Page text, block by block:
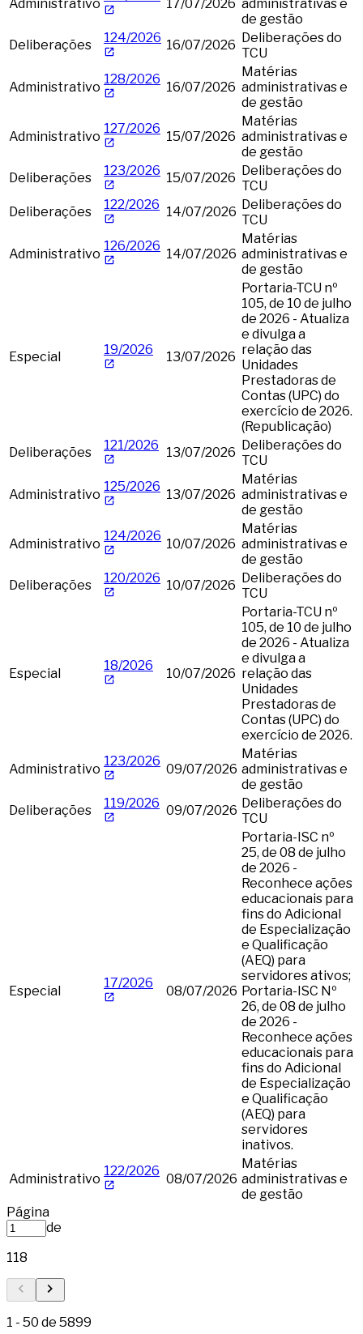
Administrativo 17/07/2026 administrativas e
de gestão
Deliberações
124/2026 16/07/2026 Deliberações do
TCU
Administrativo
128/2026
16/07/2026
Matérias
administrativas e
de gestão
Administrativo
127/2026
15/07/2026
Matérias
administrativas e
de gestão
Deliberações
123/2026 15/07/2026 Deliberações do
TCU
Deliberações
122/2026 14/07/2026 Deliberações do
TCU
Administrativo
126/2026
14/07/2026
Matérias
administrativas e
de gestão
Especial 19/2026 13/07/2026
Portaria-TCU nº
105, de 10 de julho
de 2026 - Atualiza
e divulga a
relação das
Unidades
Prestadoras de
Contas (UPC) do
exercício de 2026.
(Republicação)
Deliberações
121/2026 13/07/2026 Deliberações do
TCU
Administrativo
125/2026
13/07/2026
Matérias
administrativas e
de gestão
Administrativo
124/2026
10/07/2026
Matérias
administrativas e
de gestão
Deliberações
120/2026 10/07/2026 Deliberações do
TCU
Especial
18/2026
10/07/2026
Portaria-TCU nº
105, de 10 de julho
de 2026 - Atualiza
e divulga a
relação das
Unidades
Prestadoras de
Contas (UPC) do
exercício de 2026.
Administrativo
123/2026
09/07/2026
Matérias
administrativas e
de gestão
Deliberações
119/2026 09/07/2026 Deliberações do
TCU
Especial
17/2026
08/07/2026
Portaria-ISC nº
25, de 08 de julho
de 2026 -
Reconhece ações
educacionais para
fins do Adicional
de Especialização
e Qualificação
(AEQ) para
servidores ativos;
Portaria-ISC Nº
26, de 08 de julho
de 2026 -
Reconhece ações
educacionais para
fins do Adicional
de Especialização
e Qualificação
(AEQ) para
servidores
inativos.
Administrativo
122/2026
08/07/2026
Matérias
administrativas e
de gestão
Página
de
118
1 - 50 de 5899